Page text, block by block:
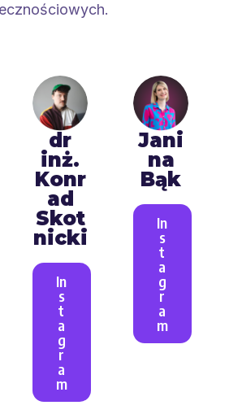
dr
inż.
Konr
ad
Skot
nicki
In
s
t
a
g
r
a
m
Jani
na
Bąk
In
s
t
a
g
r
a
m